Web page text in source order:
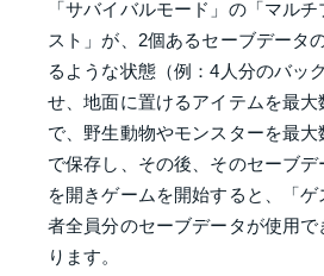
「サバイバルモード」の「マル
スト」が、2個あるセーブデータ
るような状態（例：4人分のバッ
せ、地面に置けるアイテムを最
で、野生動物やモンスターを最大
で保存し、その後、そのセーブデ
を開きゲームを開始すると、「
者全員分のセーブデータが使用
ります。